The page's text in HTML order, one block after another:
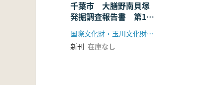
千葉市 大膳野南貝塚
発掘調査報告書 第1・
2・3・4分冊
国際文化財・玉川文化財研究所共同企業体
新刊 在庫なし